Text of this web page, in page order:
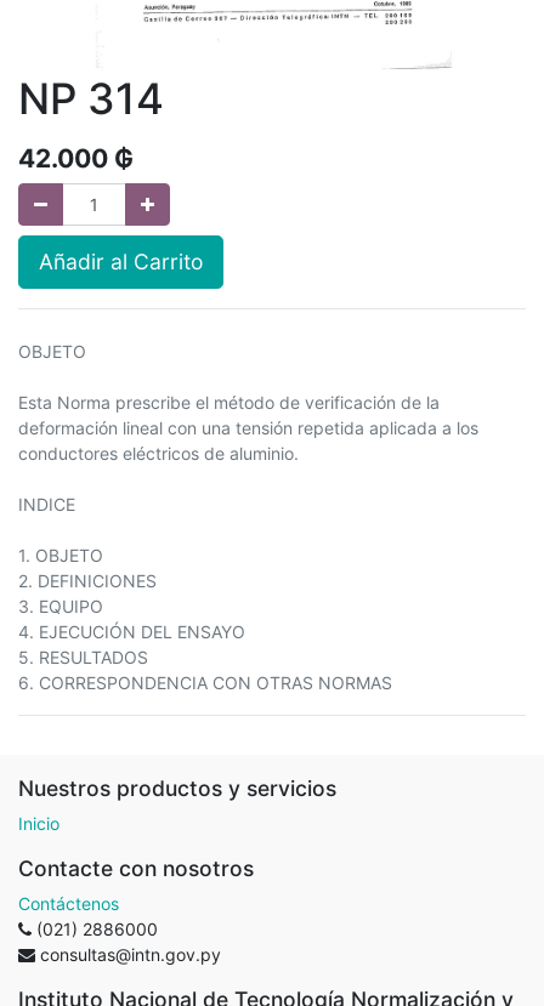
NP 314
42.000 ₲
Añadir al Carrito
OBJETO
Esta Norma prescribe el método de verificación de la
deformación lineal con una tensión repetida aplicada a los
conductores eléctricos de aluminio.
INDICE
1. OBJETO
2. DEFINICIONES
3. EQUIPO
4. EJECUCIÓN DEL ENSAYO
5. RESULTADOS
6. CORRESPONDENCIA CON OTRAS NORMAS
Nuestros productos y servicios
Inicio
Contacte con nosotros
Contáctenos
(021) 2886000
consultas@intn.gov.py
Instituto Nacional de Tecnología Normalización y